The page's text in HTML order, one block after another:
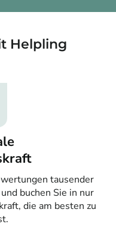
Helpling​
tausender
buchen Sie in nur
die am besten zu